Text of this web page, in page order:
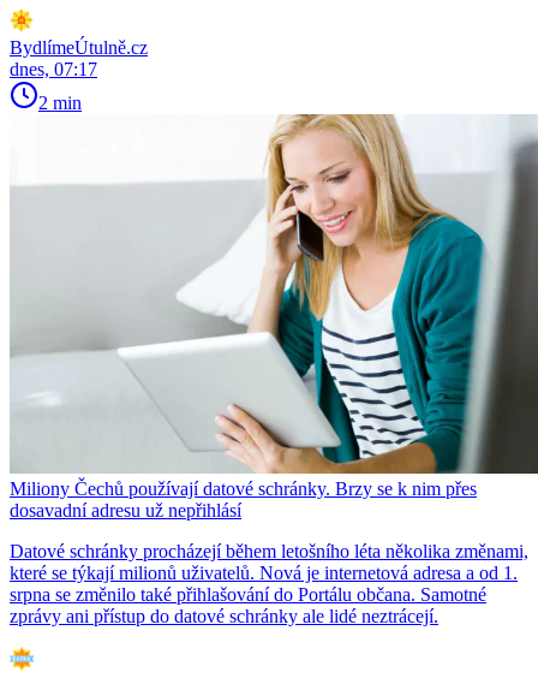
BydlímeÚtulně.cz
dnes, 07:17
2 min
Miliony Čechů používají datové schránky. Brzy se k nim přes
dosavadní adresu už nepřihlásí
Datové schránky procházejí během letošního léta několika změnami,
které se týkají milionů uživatelů. Nová je internetová adresa a od 1.
srpna se změnilo také přihlašování do Portálu občana. Samotné
zprávy ani přístup do datové schránky ale lidé neztrácejí.